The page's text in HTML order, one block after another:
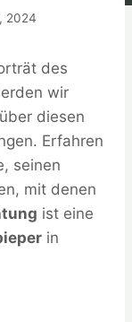
2024
des
wir
diesen
Erfahren
seinen
mit denen
ist eine
in